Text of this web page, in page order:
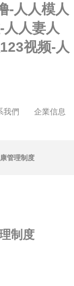
-人人模人
人人妻人
视频-人
我們 企業信息
管理制度
制度